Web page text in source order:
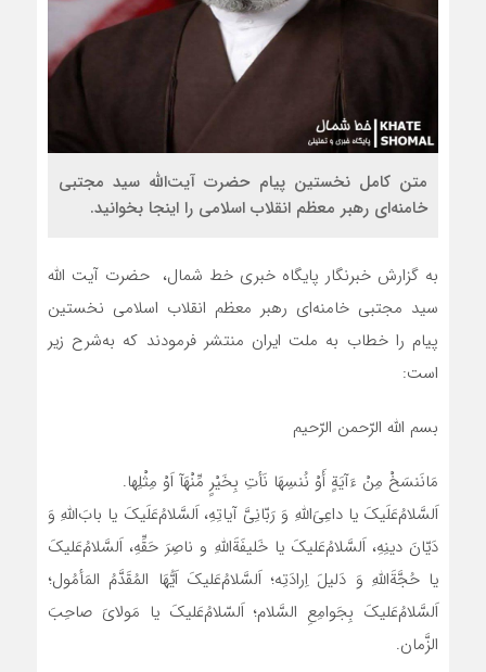
متن کامل نخستین پیام حضرت آیت‌الله سید مجتبی
خامنه‌ای رهبر معظم انقلاب اسلامی را اینجا بخوانید.
به گزارش خبرنگار پایگاه خبری خط شمال، حضرت آیت الله
سید مجتبی خامنه‌ای رهبر معظم انقلاب اسلامی نخستین
پیام را خطاب به ملت ایران منتشر فرمودند که به‌شرح زیر
است:
بسم اللّه الرّحمن الرّحیم
مَانَنسَخْ مِنْ ءَآیَةٍ أَوْ نُنسِهَا نَأتِ بِخَیْرٍ مِّنْهَآ اَوْ مِثْلِها.
اَلسَّلامُ‌عَلَیکَ یا داعِیَ‌اللهِ وَ رَبّانِیَّ آیاتِهِ، اَلسَّلامُ‌عَلَیکَ یا بابَ‌‌اللهِ وَ
دَیّانَ دینِهِ، اَلسَّلامُ‌عَلیکَ یا خَلیفَةَ‌اللهِ و ناصِرَ حَقِّهِ، اَلسَّلامُ‌عَلیکَ
یا حُجَّةَ‌ا‌للهِ وَ دَلیلَ اِرادَتِه؛ اَلسَّلامُ‌عَلیکَ اَیُّهَا المُقَدَّمُ المَأمُول؛
اَلسَّلامُ‌عَلیکَ بِجَوامِعِ السَّلام؛ اَلسّلامُ‌عَلیکَ یا مَولایَ صاحِبَ
الزَّمان.